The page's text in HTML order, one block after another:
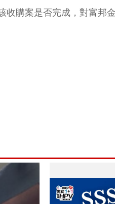
收購案是否完成，對富邦